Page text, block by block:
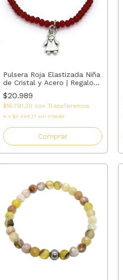
Pulsera Roja Elastizada Niña
de Cristal y Acero | Regalo
para Mamá, Abuela, Madrina
o Tía | AMALO
$20.989
$16.791,20 con Transferencia
6 x $3.498,17 sin interés
Comprar